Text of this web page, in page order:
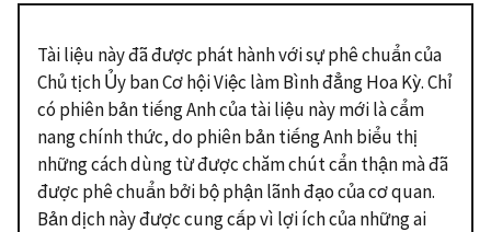
Tài liệu này đã được phát hành với sự phê chuẩn của
Chủ tịch Ủy ban Cơ hội Việc làm Bình đẳng Hoa Kỳ. Chỉ
có phiên bản tiếng Anh của tài liệu này mới là cẩm
nang chính thức, do phiên bản tiếng Anh biểu thị
những cách dùng từ được chăm chút cẩn thận mà đã
được phê chuẩn bởi bộ phận lãnh đạo của cơ quan.
Bản dịch này được cung cấp vì lợi ích của những ai